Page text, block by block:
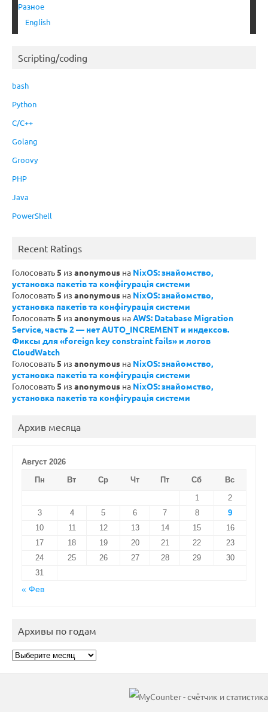
Разное
English
Scripting/coding
bash
Python
C/C++
Golang
Groovy
PHP
Java
PowerShell
Recent Ratings
Голосовать 5 из anonymous на NixOS: знайомство,
установка пакетів та конфігурація системи
Голосовать 5 из anonymous на NixOS: знайомство,
установка пакетів та конфігурація системи
Голосовать 5 из anonymous на AWS: Database Migration
Service, часть 2 — нет AUTO_INCREMENT и индексов.
Фиксы для «foreign key constraint fails» и логов
CloudWatch
Голосовать 5 из anonymous на NixOS: знайомство,
установка пакетів та конфігурація системи
Голосовать 5 из anonymous на NixOS: знайомство,
установка пакетів та конфігурація системи
Архив месяца
Август 2026
Пн
Вт Ср Чт Пт Сб
Вс
1
2
3
4 5 6 7 8
9
10
11 12 13 14 15
16
17
18 19 20 21 22
23
24
25 26 27 28 29
30
31
« Фев
Архивы по годам
Архивы